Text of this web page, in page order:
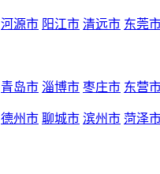
河源市 阳江市 清远市 东莞
青岛市 淄博市 枣庄市 东营
德州市 聊城市 滨州市 菏泽